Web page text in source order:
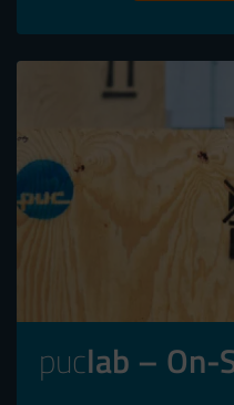
puclab – On-